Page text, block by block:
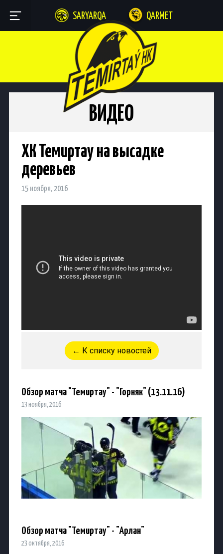
SARYARQA QARMET
ВИДЕО
ХК Темиртау на высадке
деревьев
15 ноября, 2016
← К списку новостей
Обзор матча "Темиртау" - "Горняк" (13.11.16)
13 ноября, 2016
Обзор матча "Темиртау" - "Арлан"
23 октября, 2016